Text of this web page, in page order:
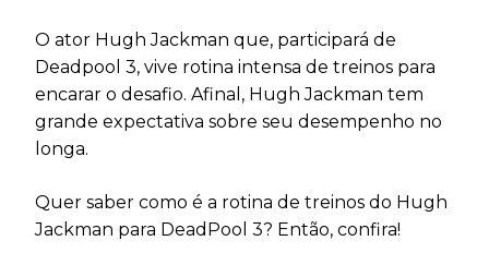
O ator Hugh Jackman que, participará de
Deadpool 3, vive rotina intensa de treinos para
encarar o desafio. Afinal, Hugh Jackman tem
grande expectativa sobre seu desempenho no
longa.
Quer saber como é a rotina de treinos do Hugh
Jackman para DeadPool 3? Então, confira!